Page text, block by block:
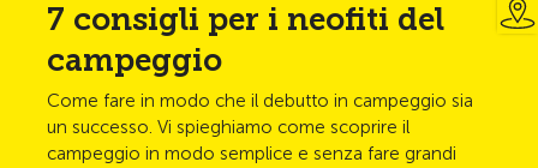
7 consigli per i neofiti del
campeggio
Come fare in modo che il debutto in campeggio sia
un successo. Vi spieghiamo come scoprire il
campeggio in modo semplice e senza fare grandi